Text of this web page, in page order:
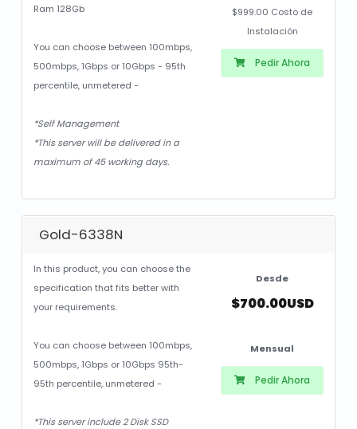
Ram 128Gb
You can choose between 100mbps,
500mbps, 1Gbps or 10Gbps - 95th
percentile, unmetered -
*Self Management
*This server will be delivered in a
maximum of 45 working days.
$999.00 Costo de
Instalación
Pedir Ahora
Gold-6338N
In this product, you can choose the
specification that fits better with
your requirements.
You can choose between 100mbps,
500mbps, 1Gbps or 10Gbps 95th-
95th percentile, unmetered -
*This server include 2 Disk SSD
Desde
$700.00USD
Mensual
Pedir Ahora